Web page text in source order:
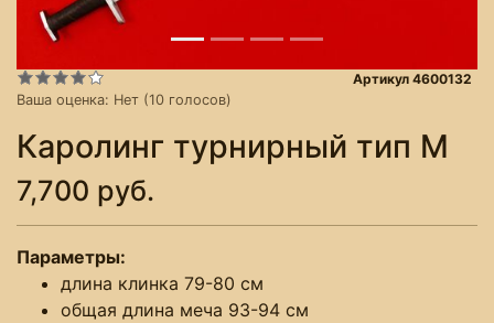
Ваша оценка: Нет (10 голосов)
Артикул 4600132
Каролинг турнирный тип M
7,700 руб.
Параметры:
длина клинка 79-80 см
общая длина меча 93-94 см